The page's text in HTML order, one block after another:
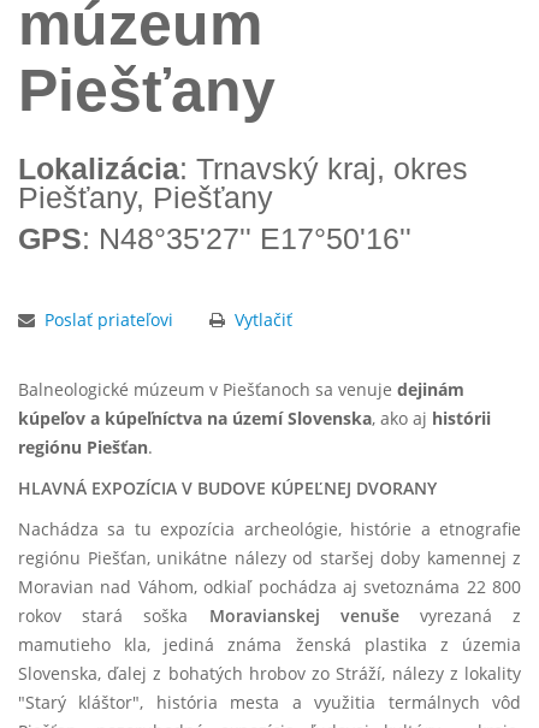
múzeum
Piešťany
Lokalizácia: Trnavský kraj, okres
Piešťany, Piešťany
GPS: N48°35'27'' E17°50'16''
Poslať priateľovi Vytlačiť
Balneologické múzeum v Piešťanoch sa venuje dejinám
kúpeľov a kúpeľníctva na území Slovenska, ako aj histórii
regiónu Piešťan.
HLAVNÁ EXPOZÍCIA V BUDOVE KÚPEĽNEJ DVORANY
Nachádza sa tu expozícia archeológie, histórie a etnografie
regiónu Piešťan, unikátne nálezy od staršej doby kamennej z
Moravian nad Váhom, odkiaľ pochádza aj svetoznáma 22 800
rokov stará soška Moravianskej venuševyrezaná z
mamutieho kla, jediná známa ženská plastika z územia
Slovenska, ďalej z bohatých hrobov zo Stráží, nálezy z lokality
"Starý kláštor", história mesta a využitia termálnych vôd